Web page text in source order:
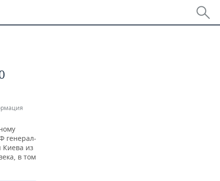
генерал-
Киева из
в том